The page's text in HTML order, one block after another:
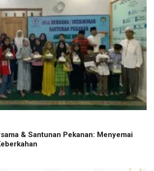
& Santunan Pekanan: Menyemai